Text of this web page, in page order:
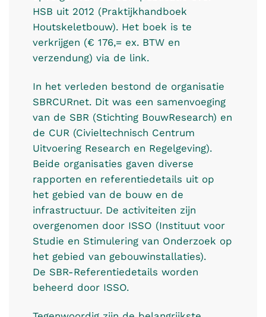
HSB uit 2012 (Praktijkhandboek
Houtskeletbouw). Het boek is te
verkrijgen (€ 176,= ex. BTW en
verzendung) via de link.
In het verleden bestond de organisatie
SBRCURnet. Dit was een samenvoeging
van de SBR (Stichting BouwResearch) en
de CUR (Civieltechnisch Centrum
Uitvoering Research en Regelgeving).
Beide organisaties gaven diverse
rapporten en referentiedetails uit op
het gebied van de bouw en de
infrastructuur. De activiteiten zijn
overgenomen door ISSO (Instituut voor
Studie en Stimulering van Onderzoek op
het gebied van gebouwinstallaties).
De SBR-Referentiedetails worden
beheerd door ISSO.